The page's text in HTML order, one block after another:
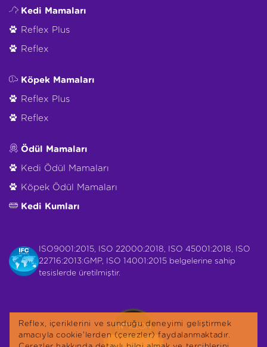
Kedi Mamaları
Reflex Plus
Reflex
Köpek Mamaları
Reflex Plus
Reflex
Ödül Mamaları
Kedi Ödül Mamaları
Köpek Ödül Mamaları
Kedi Kumları
ISO9001:2015, ISO 22000:2018, ISO 45001:2018, ISO
22716:2013:GMP, ISO 14001:2015 belgelerine sahip
tesislerde üretilmiştir.
Reflex, içeriklerini ve sunduğu deneyimi geliştirmek
amacıyla cookie'lerden (çerezler) faydalanmaktadır.